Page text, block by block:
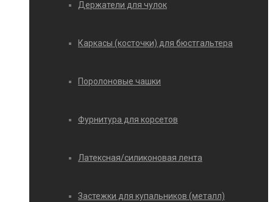
Держатели для чулок
Каркасы (косточки) для бюстгальтера
Поролоновые чашки
Фурнитура для корсетов
Латексная/силиконовая лента
Застежки для купальников (металл)